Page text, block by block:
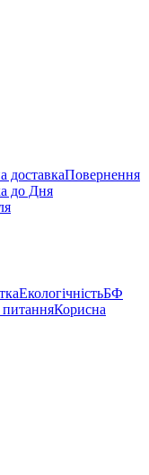
доставкаПовернення
до Дня
ЕкологічністьБФ
Корисна